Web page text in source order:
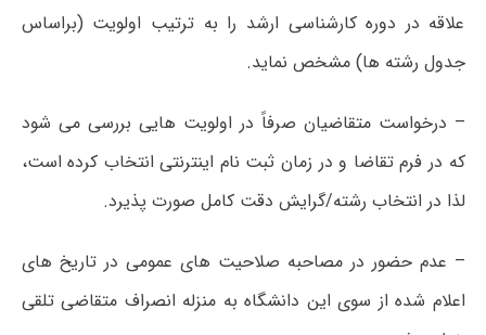
علاقه در دوره کارشناسی ارشد را به ترتیب اولویت (براساس
جدول رشته ها) مشخص نماید.
– درخواست متقاضیان صرفاً در اولویت هایی بررسی می شود
که در فرم تقاضا و در زمان ثبت نام اینترنتی انتخاب کرده است،
لذا در انتخاب رشته/گرایش دقت کامل صورت پذیرد.
– عدم حضور در مصاحبه صلاحیت های عمومی در تاریخ های
اعلام شده از سوی این دانشگاه به منزله انصراف متقاضی تلقی